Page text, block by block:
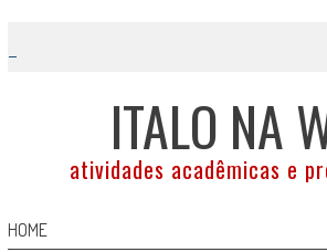
content
ITALO NA
atividades acadêmicas e
HOME